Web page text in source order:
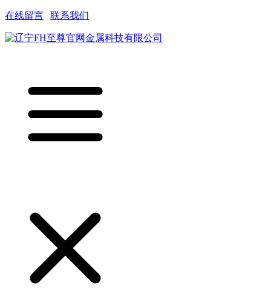
在线留言 联系我们